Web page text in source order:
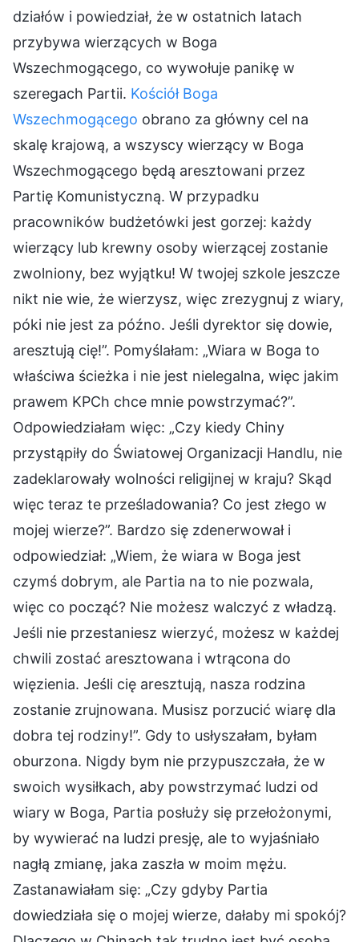
działów i powiedział, że w ostatnich latach
przybywa wierzących w Boga
Wszechmogącego, co wywołuje panikę w
szeregach Partii. Kościół Boga
Wszechmogącego obrano za główny cel na
skalę krajową, a wszyscy wierzący w Boga
Wszechmogącego będą aresztowani przez
Partię Komunistyczną. W przypadku
pracowników budżetówki jest gorzej: każdy
wierzący lub krewny osoby wierzącej zostanie
zwolniony, bez wyjątku! W twojej szkole jeszcze
nikt nie wie, że wierzysz, więc zrezygnuj z wiary,
póki nie jest za późno. Jeśli dyrektor się dowie,
aresztują cię!”. Pomyślałam: „Wiara w Boga to
właściwa ścieżka i nie jest nielegalna, więc jakim
prawem KPCh chce mnie powstrzymać?”.
Odpowiedziałam więc: „Czy kiedy Chiny
przystąpiły do Światowej Organizacji Handlu, nie
zadeklarowały wolności religijnej w kraju? Skąd
więc teraz te prześladowania? Co jest złego w
mojej wierze?”. Bardzo się zdenerwował i
odpowiedział: „Wiem, że wiara w Boga jest
czymś dobrym, ale Partia na to nie pozwala,
więc co począć? Nie możesz walczyć z władzą.
Jeśli nie przestaniesz wierzyć, możesz w każdej
chwili zostać aresztowana i wtrącona do
więzienia. Jeśli cię aresztują, nasza rodzina
zostanie zrujnowana. Musisz porzucić wiarę dla
dobra tej rodziny!”. Gdy to usłyszałam, byłam
oburzona. Nigdy bym nie przypuszczała, że w
swoich wysiłkach, aby powstrzymać ludzi od
wiary w Boga, Partia posłuży się przełożonymi,
by wywierać na ludzi presję, ale to wyjaśniało
nagłą zmianę, jaka zaszła w moim mężu.
Zastanawiałam się: „Czy gdyby Partia
dowiedziała się o mojej wierze, dałaby mi spokój?